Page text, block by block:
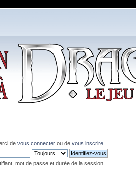
de vous connecter ou de vous inscrire
mot de passe et durée de la session